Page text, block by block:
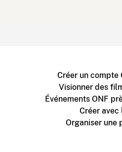
Créer un compte
Visionner des
Événements ONF
Créer avec
Organiser une